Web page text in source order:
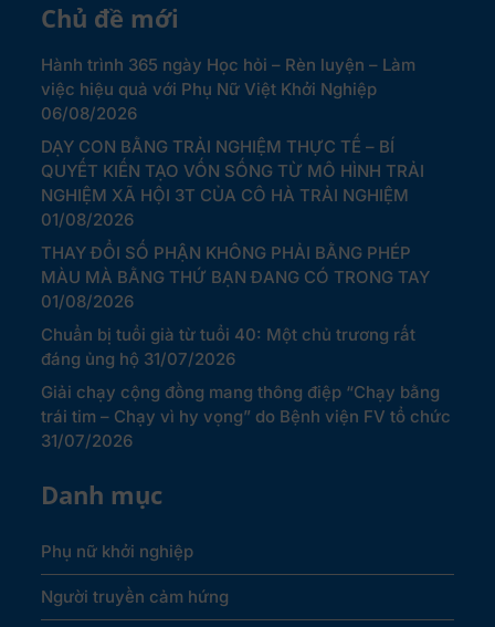
Chủ đề mới
Hành trình 365 ngày Học hỏi – Rèn luyện – Làm
việc hiệu quả với Phụ Nữ Việt Khởi Nghiệp
06/08/2026
DẠY CON BẰNG TRẢI NGHIỆM THỰC TẾ – BÍ
QUYẾT KIẾN TẠO VỐN SỐNG TỪ MÔ HÌNH TRẢI
NGHIỆM XÃ HỘI 3T CỦA CÔ HÀ TRẢI NGHIỆM
01/08/2026
THAY ĐỔI SỐ PHẬN KHÔNG PHẢI BẰNG PHÉP
MÀU MÀ BẰNG THỨ BẠN ĐANG CÓ TRONG TAY
01/08/2026
Chuẩn bị tuổi già từ tuổi 40: Một chủ trương rất
đáng ủng hộ 31/07/2026
Giải chạy cộng đồng mang thông điệp “Chạy bằng
trái tim – Chạy vì hy vọng” do Bệnh viện FV tổ chức
31/07/2026
Danh mục
Phụ nữ khởi nghiệp
Người truyền cảm hứng